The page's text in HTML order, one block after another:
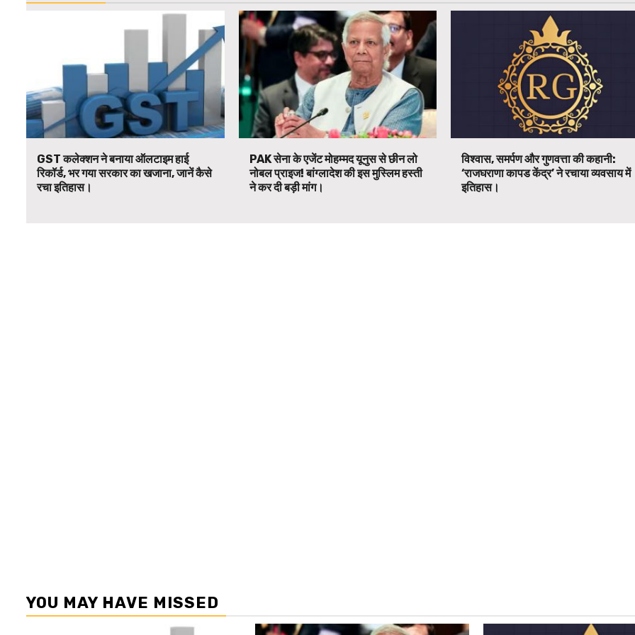
GST कलेक्शन ने बनाया ऑलटाइम हाई
रिकॉर्ड, भर गया सरकार का खजाना, जानें कैसे
रचा इतिहास।
PAK सेना के एजेंट मोहम्मद यूनुस से छीन लो
नोबल प्राइज! बांग्लादेश की इस मुस्लिम हस्ती
ने कर दी बड़ी मांग।
विश्वास, समर्पण और गुणवत्ता की कहानी:
‘राजघराणा कापड केंद्र’ ने रचाया व्यवसाय में
इतिहास।
YOU MAY HAVE MISSED